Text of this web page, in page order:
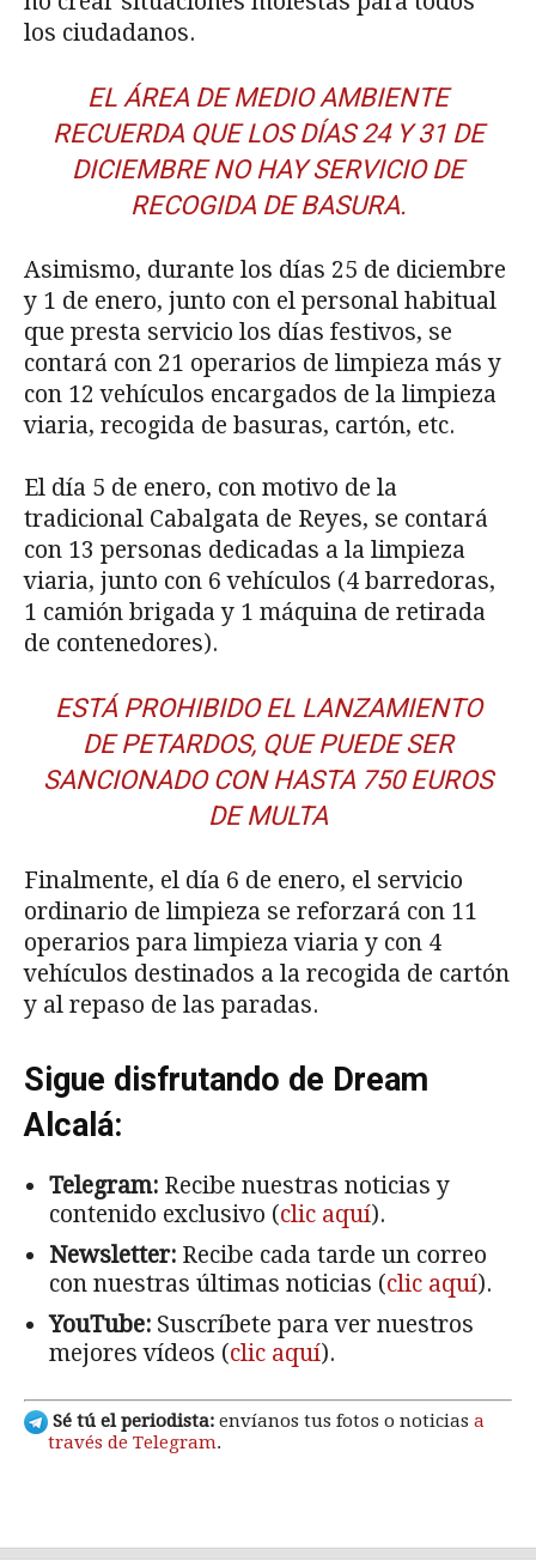
los ciudadanos.
EL ÁREA DE MEDIO AMBIENTE
RECUERDA QUE LOS DÍAS 24 Y 31 DE
DICIEMBRE NO HAY SERVICIO DE
RECOGIDA DE BASURA.
Asimismo, durante los días 25 de diciembre
y 1 de enero, junto con el personal habitual
que presta servicio los días festivos, se
contará con 21 operarios de limpieza más y
con 12 vehículos encargados de la limpieza
viaria, recogida de basuras, cartón, etc.
El día 5 de enero, con motivo de la
tradicional Cabalgata de Reyes, se contará
con 13 personas dedicadas a la limpieza
viaria, junto con 6 vehículos (4 barredoras,
1 camión brigada y 1 máquina de retirada
de contenedores).
ESTÁ PROHIBIDO EL LANZAMIENTO
DE PETARDOS, QUE PUEDE SER
SANCIONADO CON HASTA 750 EUROS
DE MULTA
Finalmente, el día 6 de enero, el servicio
ordinario de limpieza se reforzará con 11
operarios para limpieza viaria y con 4
vehículos destinados a la recogida de cartón
y al repaso de las paradas.
Sigue disfrutando de Dream
Alcalá:
Telegram: Recibe nuestras noticias y
contenido exclusivo (clic aquí).
Newsletter: Recibe cada tarde un correo
con nuestras últimas noticias (clic aquí).
YouTube: Suscríbete para ver nuestros
mejores vídeos (clic aquí).
Sé tú el periodista: envíanos tus fotos o noticias a
través de Telegram.